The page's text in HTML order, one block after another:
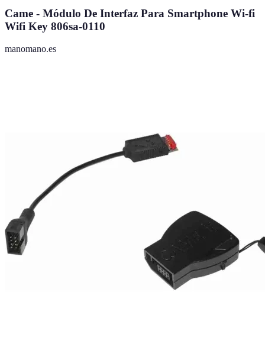
Came - Módulo De Interfaz Para Smartphone Wi-fi
Wifi Key 806sa-0110
manomano.es